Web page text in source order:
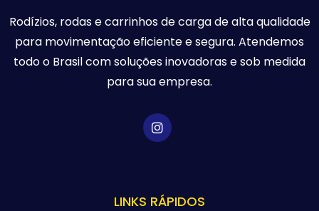
Rodízios, rodas e carrinhos de carga de alta qualidade
para movimentação eficiente e segura. Atendemos
todo o Brasil com soluções inovadoras e sob medida
para sua empresa.
LINKS RÁPIDOS